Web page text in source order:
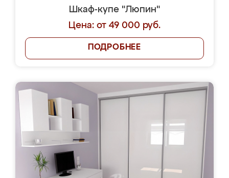
Шкаф-купе "Люпин"
Цена: от 49 000 руб.
ПОДРОБНЕЕ